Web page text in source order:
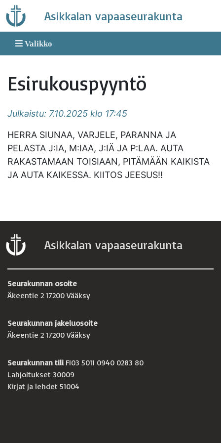
Skip
to
content
Asikkalan vapaaseurakunta
Valikko
Esirukouspyyntö
Julkaistu: 7.10.2025 klo 17:45
HERRA SIUNAA, VARJELE, PARANNA JA
PELASTA J:IA, M:IAA, J:IÄ JA P:LAA. AUTA
RAKASTAMAAN TOISIAAN, PITÄMÄÄN KAIKISTA
JA AUTA KAIKESSA. KIITOS JEESUS!!
Asikkalan vapaaseurakunta
Seurakunnan osoite
Äkeentie 2 17200 Vääksy
Seurakunnan jakeluosoite
Äkeentie 2 17200 Vääksy
Seurakunnan tili FI03 5011 0940 0283 80
Lahjoitukset 30009
Kirjat ja lehdet 51004